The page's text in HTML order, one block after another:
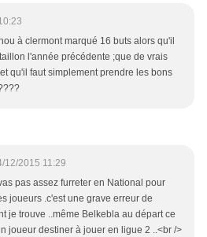
à clermont marqué 16 buts alors qu'il
l'année précédente ;que de vrais
qu'il faut simplement prendre les bons
12/2015 11:29
pas assez furreter en National pour
joueurs .c'est une grave erreur de
je trouve ..même Belkebla au départ ce
joueur destiner à jouer en ligue 2 ..<br />